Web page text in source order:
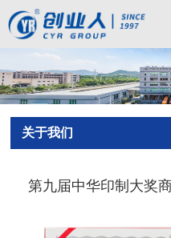
关于我们
第九届中华印制大奖